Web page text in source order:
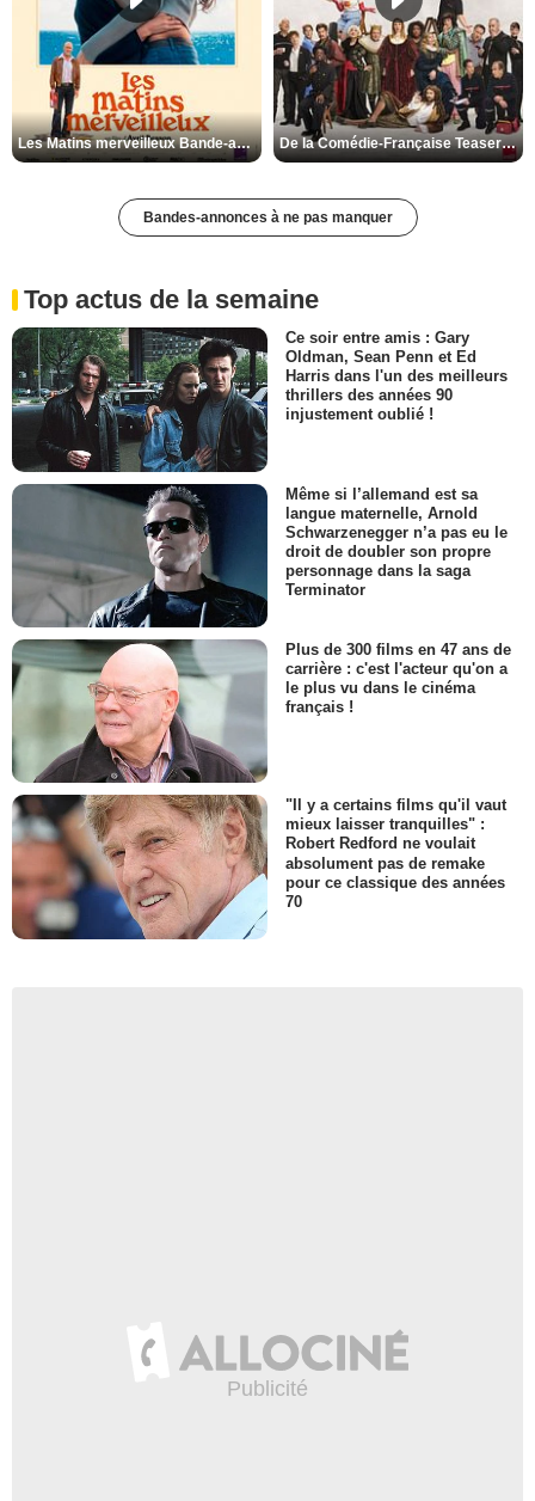
Les Matins merveilleux Bande-annonce VF De la Comédie-Française Teaser VF
Bandes-annonces à ne pas manquer
Top actus de la semaine
Ce soir entre amis : Gary
Oldman, Sean Penn et Ed
Harris dans l'un des meilleurs
thrillers des années 90
injustement oublié !
Même si l’allemand est sa
langue maternelle, Arnold
Schwarzenegger n’a pas eu le
droit de doubler son propre
personnage dans la saga
Terminator
Plus de 300 films en 47 ans de
carrière : c'est l'acteur qu'on a
le plus vu dans le cinéma
français !
"Il y a certains films qu'il vaut
mieux laisser tranquilles" :
Robert Redford ne voulait
absolument pas de remake
pour ce classique des années
70